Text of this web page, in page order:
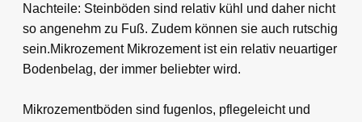
Nachteile: Steinböden sind relativ kühl und daher nicht
so angenehm zu Fuß. Zudem können sie auch rutschig
sein.Mikrozement Mikrozement ist ein relativ neuartiger
Bodenbelag, der immer beliebter wird.
Mikrozementböden sind fugenlos, pflegeleicht und